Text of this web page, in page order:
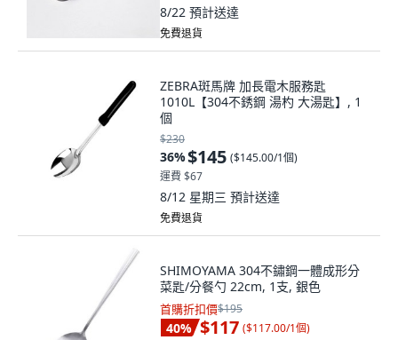
8/22 預計送達
免費退貨
ZEBRA斑馬牌 加長電木服務匙
1010L【304不銹鋼 湯杓 大湯匙】, 1
個
$230
36%$145 ($145.00/1個)
運費 $67
8/12 星期三 預計送達
免費退貨
SHIMOYAMA 304不鏽鋼一體成形分
菜匙/分餐勺 22cm, 1支, 銀色
首購折扣價$195
40% $117 ($117.00/1個)